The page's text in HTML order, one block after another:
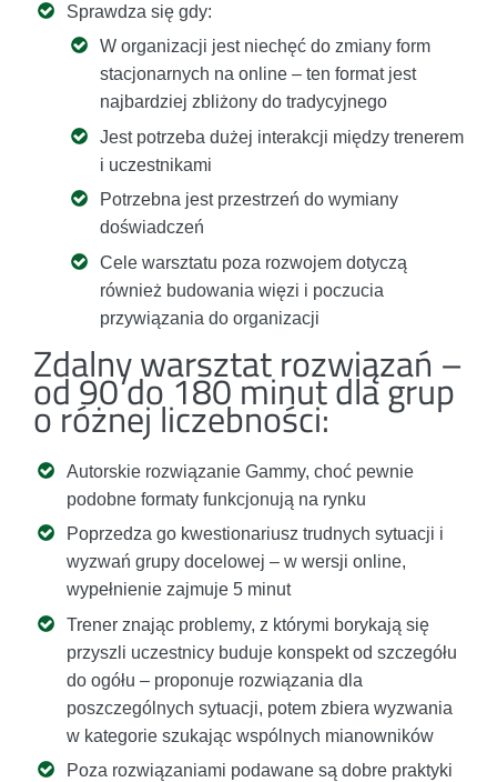
Sprawdza się gdy:
W organizacji jest niechęć do zmiany form
stacjonarnych na online – ten format jest
najbardziej zbliżony do tradycyjnego
Jest potrzeba dużej interakcji między trenerem
i uczestnikami
Potrzebna jest przestrzeń do wymiany
doświadczeń
Cele warsztatu poza rozwojem dotyczą
również budowania więzi i poczucia
przywiązania do organizacji
Zdalny warsztat rozwiązań –
od 90 do 180 minut dla grup
o różnej liczebności:
Autorskie rozwiązanie Gammy, choć pewnie
podobne formaty funkcjonują na rynku
Poprzedza go kwestionariusz trudnych sytuacji i
wyzwań grupy docelowej – w wersji online,
wypełnienie zajmuje 5 minut
Trener znając problemy, z którymi borykają się
przyszli uczestnicy buduje konspekt od szczegółu
do ogółu – proponuje rozwiązania dla
poszczególnych sytuacji, potem zbiera wyzwania
w kategorie szukając wspólnych mianowników
Poza rozwiązaniami podawane są dobre praktyki